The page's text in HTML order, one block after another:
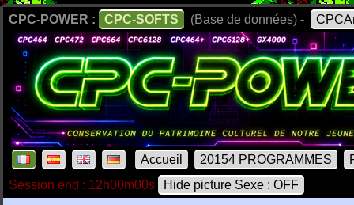
CPC-POWER : CPC-SOFTS (Base de données) -
Accueil 20154 PROGRAMMES
Session end : 12h00m00s
Hide picture Sexe : OFF